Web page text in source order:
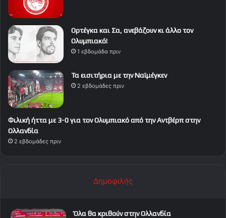
Ορτέγκα και Σα, ανεβάζουν κι άλλο τον
Ολυμπιακό!
1 εβδομάδα πριν
Τα εισιτήρια με την Ναϊμέγκεν
2 εβδομάδες πριν
Φιλική ήττα με 3-0 για τον Ολυμπιακό από την Αντβέρπ στην
Ολλανδία
2 εβδομάδες πριν
Δημοφιλής
Όλα θα κριθούν στην Ολλανδία